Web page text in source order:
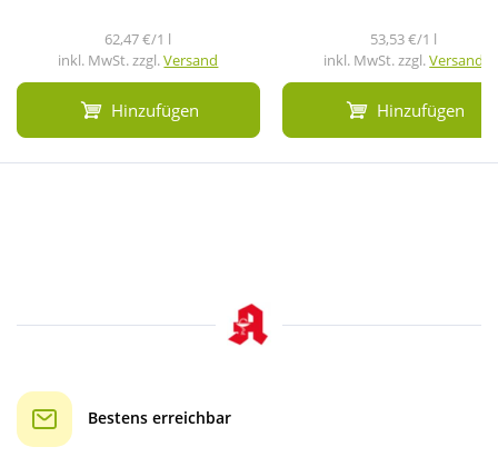
62,47 €/1 l
inkl. MwSt. zzgl.Versand
Hinzufügen
53,53 €/1 l
inkl. MwSt. zzgl.Versand
Hinzufügen
Bestens erreichbar